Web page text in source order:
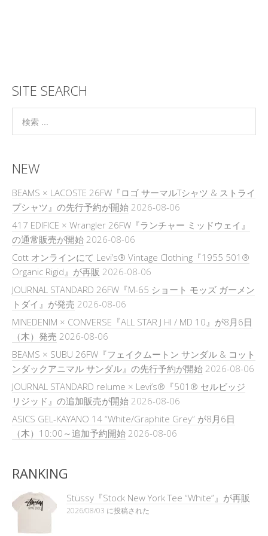
SITE SEARCH
NEW
BEAMS × LACOSTE 26FW『ロゴ サーマルTシャツ & ストライ
プシャツ』の先行予約が開始 2026-08-06
417 EDIFICE × Wrangler 26FW『ランチャー ミッドウェイ』
の通常販売が開始 2026-08-06
Cott オンラインにて Levi’s® Vintage Clothing『1955 501®
Organic Rigid』が再販 2026-08-06
JOURNAL STANDARD 26FW『M-65 ショート モッズ ガーメン
トダイ』が発売 2026-08-06
MINEDENIM × CONVERSE『ALL STAR J HI / MD 10』が8月6日
（木）発売 2026-08-06
BEAMS × SUBU 26FW『フェイクムートン サンダル & コット
ンダックアニマル サンダル』の先行予約が開始 2026-08-06
JOURNAL STANDARD relume × Levi’s®『501® セルビッジ
リジッド』の追加販売が開始 2026-08-06
ASICS GEL-KAYANO 14 “White/Graphite Grey” が8月6日
（木）10:00～追加予約開始 2026-08-06
RANKING
Stüssy『Stock New York Tee “White”』が再販
2026/08/03 に投稿された